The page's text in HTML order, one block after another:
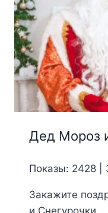
Дед Мороз
Показы: 2428 |
Закажите
и Снегурочки ...